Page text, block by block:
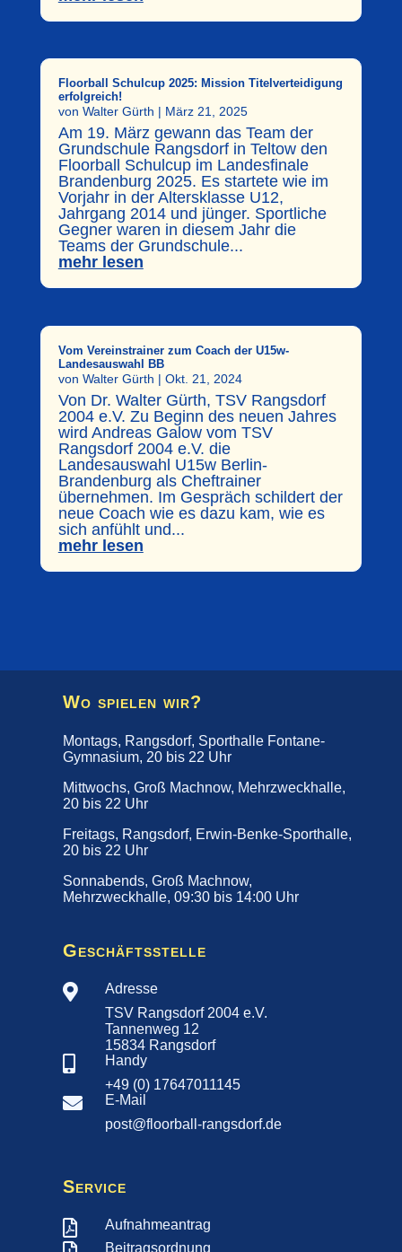
Floorball Schulcup 2025: Mission Titelverteidigung
erfolgreich!
von Walter Gürth | März 21, 2025
Am 19. März gewann das Team der
Grundschule Rangsdorf in Teltow den
Floorball Schulcup im Landesfinale
Brandenburg 2025. Es startete wie im
Vorjahr in der Altersklasse U12,
Jahrgang 2014 und jünger. Sportliche
Gegner waren in diesem Jahr die
Teams der Grundschule...
mehr lesen
Vom Vereinstrainer zum Coach der U15w-
Landesauswahl BB
von Walter Gürth | Okt. 21, 2024
Von Dr. Walter Gürth, TSV Rangsdorf
2004 e.V. Zu Beginn des neuen Jahres
wird Andreas Galow vom TSV
Rangsdorf 2004 e.V. die
Landesauswahl U15w Berlin-
Brandenburg als Cheftrainer
übernehmen. Im Gespräch schildert der
neue Coach wie es dazu kam, wie es
sich anfühlt und...
mehr lesen
Wo spielen wir?
Montags, Rangsdorf, Sporthalle Fontane-
Gymnasium, 20 bis 22 Uhr
Mittwochs, Groß Machnow, Mehrzweckhalle,
20 bis 22 Uhr
Freitags, Rangsdorf, Erwin-Benke-Sporthalle,
20 bis 22 Uhr
Sonnabends, Groß Machnow,
Mehrzweckhalle, 09:30 bis 14:00 Uhr
Geschäftsstelle

Adresse
TSV Rangsdorf 2004 e.V.
Tannenweg 12
15834 Rangsdorf

Handy
+49 (0) 17647011145

E-Mail
post@floorball-rangsdorf.de
Service
 Aufnahmeantrag
Beitragsordnung